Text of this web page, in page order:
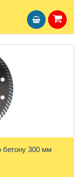
бетону 300 мм